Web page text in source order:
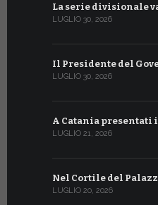
La serie divisionale
LUGLIO 30, 2026
Il Presidente del
LUGLIO 30, 2026
A Catania presentati
LUGLIO 21, 2026
Nel Cortile del
LUGLIO 20, 2026